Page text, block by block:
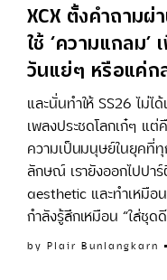
XCX ตั้งคำถามผ่า
ใช้ ‘ความแกลม’
วันแย่ๆ หรือแค่กล
และนั่นทำให้ SS26 ไม่ไ
เพลงประชดโลกเก๋ๆ แต่
ความเป็นมนุษย์ในยุคที่ทุ
ลักษณ์ เรายังออกไปปา
aesthetic และทำเหมือ
กำลังรู้สึกเหมือน “ใส่ชุด
by Plair Bunlangkarn